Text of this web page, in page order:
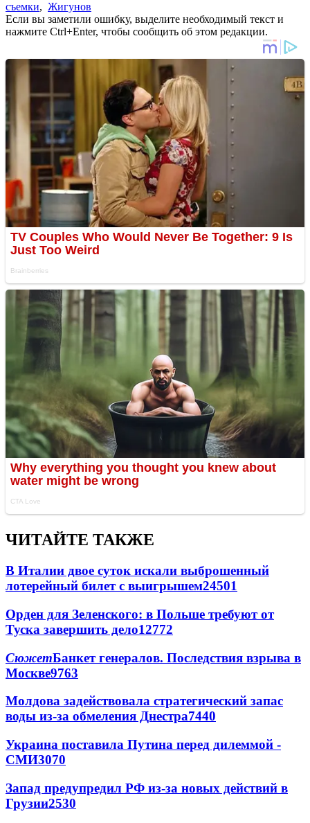
съемки, Жигунов
Если вы заметили ошибку, выделите необходимый текст и
нажмите Ctrl+Enter, чтобы сообщить об этом редакции.
ЧИТАЙТЕ ТАКЖЕ
В Италии двое суток искали выброшенный
лотерейный билет с выигрышем24501
Орден для Зеленского: в Польше требуют от
Туска завершить дело12772
СюжетБанкет генералов. Последствия взрыва в
Москве9763
Молдова задействовала стратегический запас
воды из-за обмеления Днестра7440
Украина поставила Путина перед дилеммой -
СМИ3070
Запад предупредил РФ из-за новых действий в
Грузии2530